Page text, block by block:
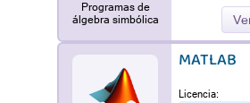
Programas de
álgebra simbólica
MATLAB
Licencia: